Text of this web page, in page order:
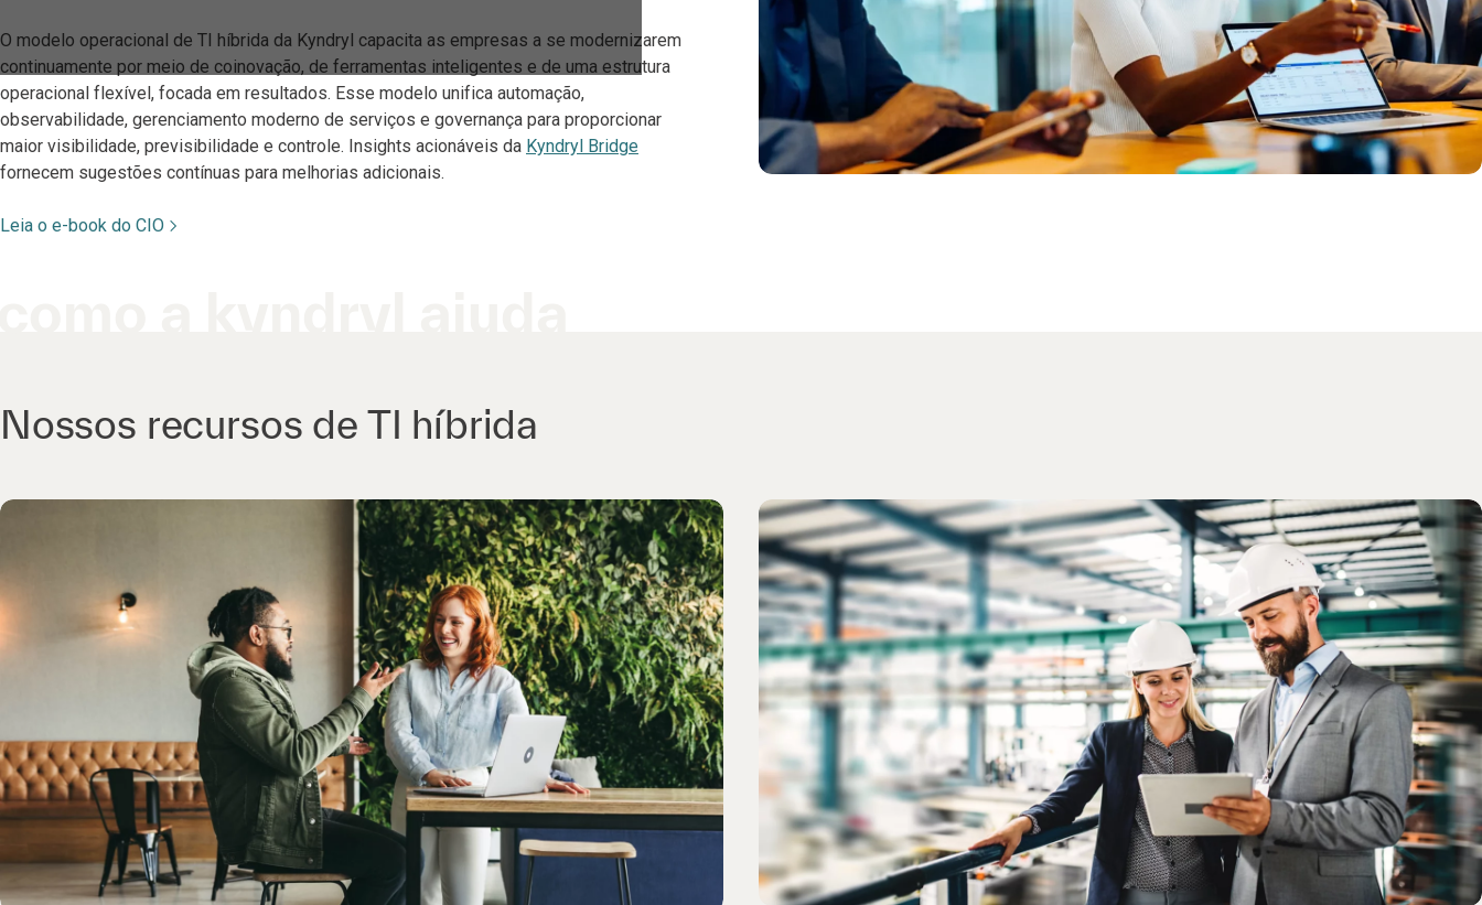
O modelo operacional de TI híbrida da Kyndryl capacita as empresas a se modernizarem
continuamente por meio de coinovação, de ferramentas inteligentes e de uma estrutura
operacional flexível, focada em resultados. Esse modelo unifica automação,
observabilidade, gerenciamento moderno de serviços e governança para proporcionar
maior visibilidade, previsibilidade e controle. Insights acionáveis da Kyndryl Bridge
fornecem sugestões contínuas para melhorias adicionais.
Leia o e-book do CIO
Nossos recursos de TI híbrida